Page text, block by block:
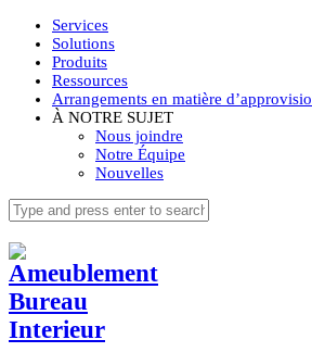
Services
Solutions
Produits
Ressources
Arrangements en matière
À NOTRE SUJET
Nous joindre
Notre Équipe
Nouvelles